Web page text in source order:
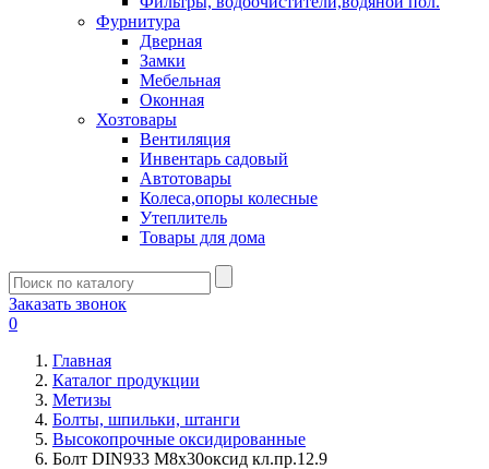
Фурнитура
Дверная
Замки
Мебельная
Оконная
Хозтовары
Вентиляция
Инвентарь садовый
Автотовары
Колеса,опоры колесные
Утеплитель
Товары для дома
Заказать звонок
0
Главная
Каталог продукции
Метизы
Болты, шпильки, штанги
Высокопрочные оксидированные
Болт DIN933 М8х30оксид кл.пр.12.9